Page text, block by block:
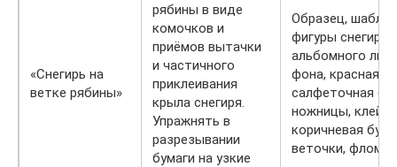
«Снегирь на
ветке рябины»
рябины в виде
комочков и
приёмов вытачки
и частичного
приклеивания
крыла снегиря.
Упражнять в
разрезывании
бумаги на узкие
Образец,
фигуры
альбомного
фона, красная
салфеточная
ножницы, клей,
коричневая
веточки,